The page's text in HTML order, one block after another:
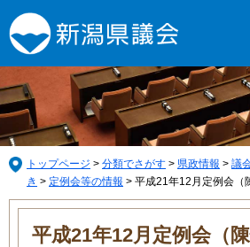
ー
ジ
の
先
頭
で
す。
ニ
ュ
ー
を
飛
ば
し
て
トップページ > 分類でさがす > 県政情報 > 議
き > 定例会等の情報 > 平成21年12月定例会（
本
平成21年12月定例会（陳